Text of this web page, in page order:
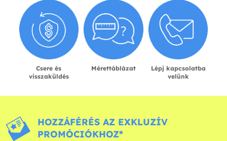
Csere és
visszaküldés
Mérettáblázat
Lépj kapcsolatba
velünk
HOZZÁFÉRÉS AZ EXKLUZÍV
PROMÓCIÓKHOZ*